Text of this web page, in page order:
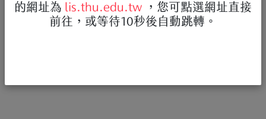
的網址為
lis.thu.edu.tw ，您可點選網址直接
前往，或等待10秒後自動跳轉。